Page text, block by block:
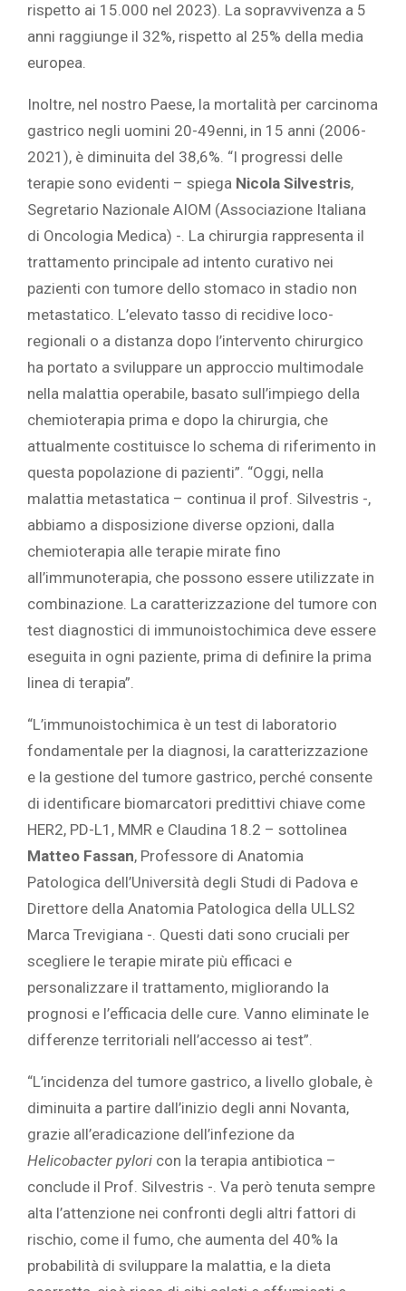
rispetto ai 15.000 nel 2023). La sopravvivenza a 5
anni raggiunge il 32%, rispetto al 25% della media
europea.
Inoltre, nel nostro Paese, la mortalità per carcinoma
gastrico negli uomini 20-49enni, in 15 anni (2006-
2021), è diminuita del 38,6%. “I progressi delle
terapie sono evidenti – spiega Nicola Silvestris,
Segretario Nazionale AIOM (Associazione Italiana
di Oncologia Medica) -. La chirurgia rappresenta il
trattamento principale ad intento curativo nei
pazienti con tumore dello stomaco in stadio non
metastatico. L’elevato tasso di recidive loco-
regionali o a distanza dopo l’intervento chirurgico
ha portato a sviluppare un approccio multimodale
nella malattia operabile, basato sull’impiego della
chemioterapia prima e dopo la chirurgia, che
attualmente costituisce lo schema di riferimento in
questa popolazione di pazienti”. “Oggi, nella
malattia metastatica – continua il prof. Silvestris -,
abbiamo a disposizione diverse opzioni, dalla
chemioterapia alle terapie mirate fino
all’immunoterapia, che possono essere utilizzate in
combinazione. La caratterizzazione del tumore con
test diagnostici di immunoistochimica deve essere
eseguita in ogni paziente, prima di definire la prima
linea di terapia”.
“L’immunoistochimica è un test di laboratorio
fondamentale per la diagnosi, la caratterizzazione
e la gestione del tumore gastrico, perché consente
di identificare biomarcatori predittivi chiave come
HER2, PD-L1, MMR e Claudina 18.2 – sottolinea
Matteo Fassan, Professore di Anatomia
Patologica dell’Università degli Studi di Padova e
Direttore della Anatomia Patologica della ULLS2
Marca Trevigiana -. Questi dati sono cruciali per
scegliere le terapie mirate più efficaci e
personalizzare il trattamento, migliorando la
prognosi e l’efficacia delle cure. Vanno eliminate le
differenze territoriali nell’accesso ai test”.
“L’incidenza del tumore gastrico, a livello globale, è
diminuita a partire dall’inizio degli anni Novanta,
grazie all’eradicazione dell’infezione da
Helicobacter pylori con la terapia antibiotica –
conclude il Prof. Silvestris -. Va però tenuta sempre
alta l’attenzione nei confronti degli altri fattori di
rischio, come il fumo, che aumenta del 40% la
probabilità di sviluppare la malattia, e la dieta